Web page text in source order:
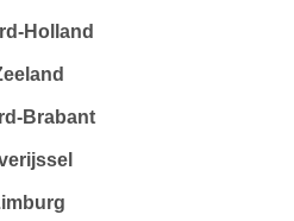
Holland
Brabant